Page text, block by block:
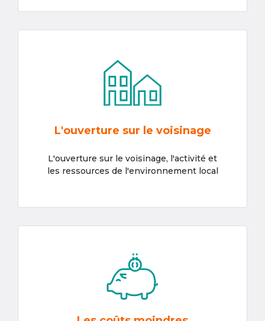
L'ouverture sur le voisinage
L'ouverture sur le voisinage, l'activité et
les ressources de l'environnement local